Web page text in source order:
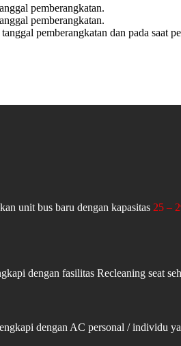
pemberangkatan.
pemberangkatan.
pemberangkatan dan pada saat
unit bus baru dengan kapasitas 25 –
dengan fasilitas Recleaning seat
dengan AC personal / individu